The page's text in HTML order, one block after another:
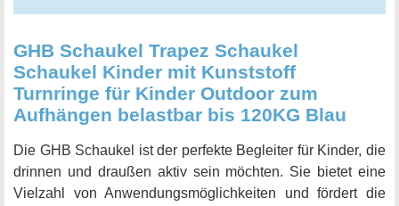
GHB Schaukel Trapez Schaukel
Schaukel Kinder mit Kunststoff
Turnringe für Kinder Outdoor zum
Aufhängen belastbar bis 120KG Blau
Die GHB Schaukel ist der perfekte Begleiter für Kinder, die
drinnen und draußen aktiv sein möchten. Sie bietet eine
Vielzahl von Anwendungsmöglichkeiten und fördert die